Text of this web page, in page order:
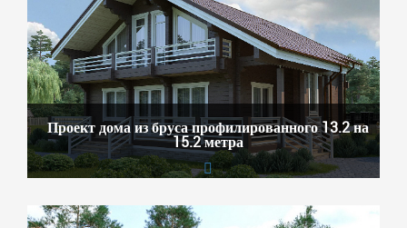
Проект дома из бруса профилированного 13.2 на
15.2 метра